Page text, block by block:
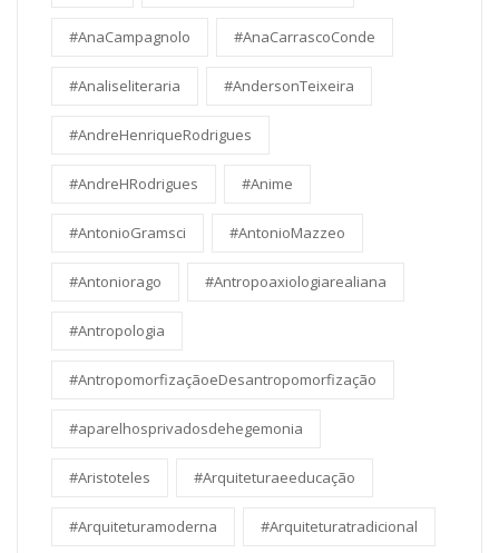
#AnaCampagnolo #AnaCarrascoConde
#Analiseliteraria #AndersonTeixeira
#AndreHenriqueRodrigues
#AndreHRodrigues #Anime
#AntonioGramsci #AntonioMazzeo
#Antoniorago #Antropoaxiologiarealiana
#Antropologia
#AntropomorfizaçãoeDesantropomorfização
#aparelhosprivadosdehegemonia
#Aristoteles #Arquiteturaeeducação
#Arquiteturamoderna #Arquiteturatradicional